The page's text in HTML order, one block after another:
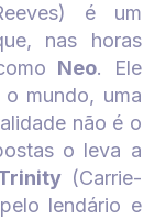
é um
nas horas
Neo. Ele
mundo, uma
não é o
o leva a
(Carrie-
lendário e